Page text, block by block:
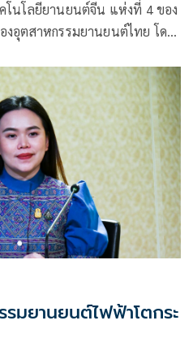
โนโลยียานยนต์จีน แห่งที่ 4 ของ
งอุตสาหกรรมยานยนต์ไทย โดด
มยานยนต์ไฟฟ้าโตกระ